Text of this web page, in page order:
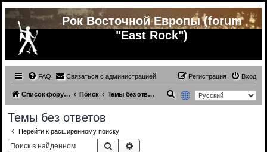
Рок Восточной Европы (forum
"East Rock")
FAQ Связаться с администрацией Вход
Регистрация
Список форумов Поиск Темы без ответов
Темы без ответов
Перейти к расширенному поиску
Поиск